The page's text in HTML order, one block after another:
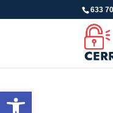
Abrir barra de
633